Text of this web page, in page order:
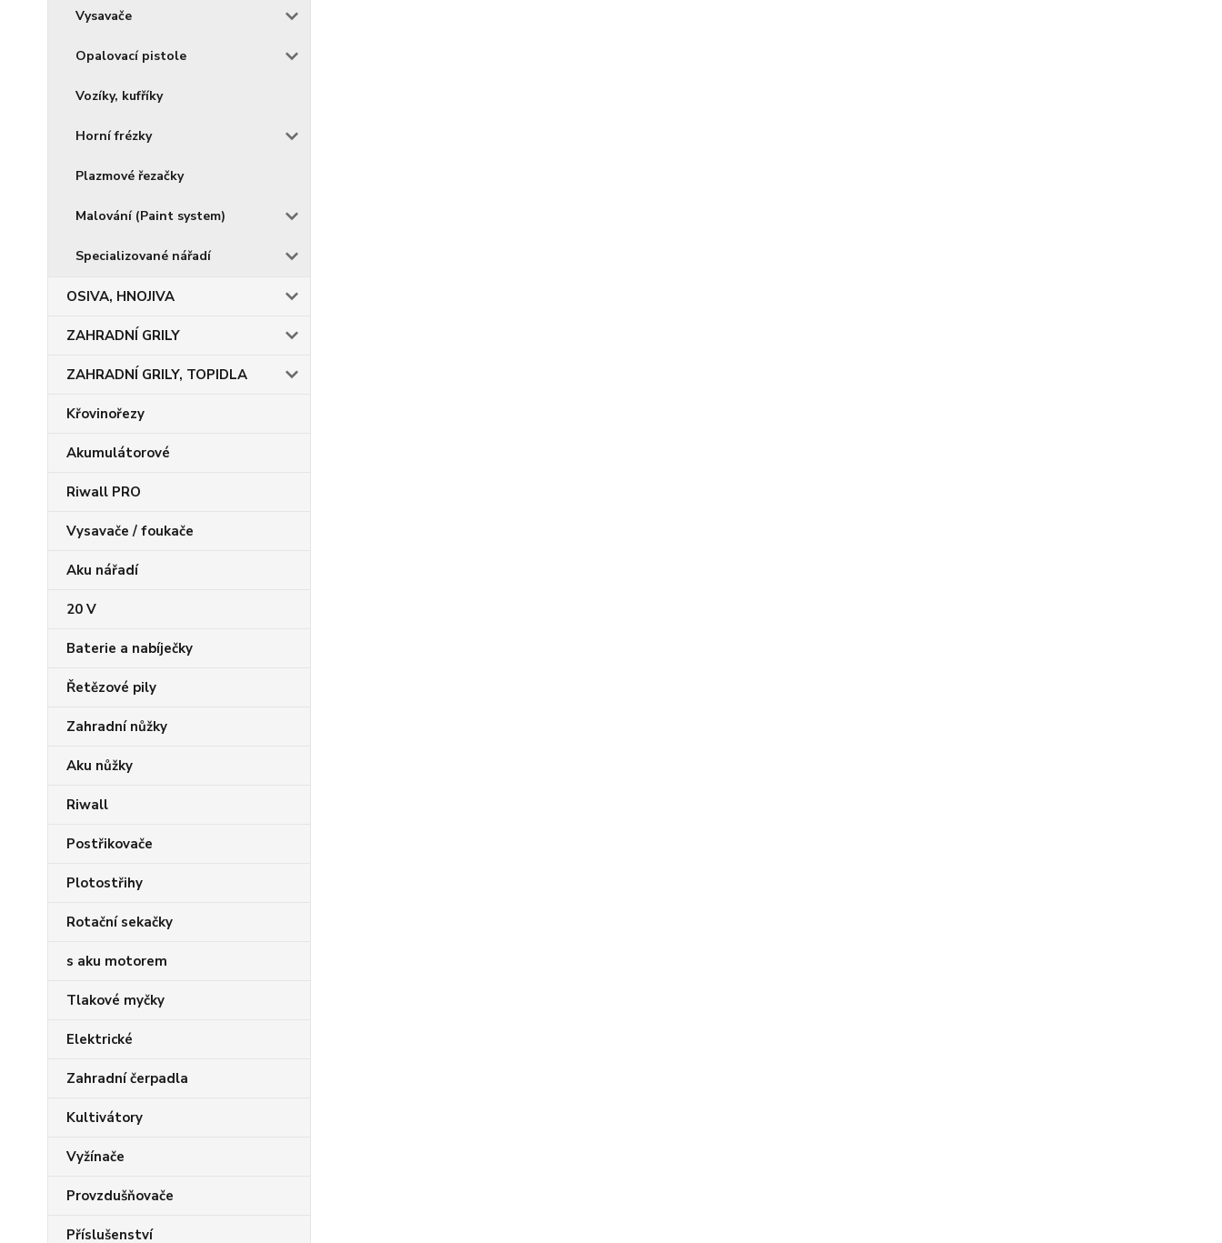
Vysavače
Opalovací pistole
Vozíky, kufříky
Horní frézky
Plazmové řezačky
Malování (Paint system)
Specializované nářadí
OSIVA, HNOJIVA
ZAHRADNÍ GRILY
ZAHRADNÍ GRILY, TOPIDLA
Křovinořezy
Akumulátorové
Riwall PRO
Vysavače / foukače
Aku nářadí
20 V
Baterie a nabíječky
Řetězové pily
Zahradní nůžky
Aku nůžky
Riwall
Postřikovače
Plotostřihy
Rotační sekačky
s aku motorem
Tlakové myčky
Elektrické
Zahradní čerpadla
Kultivátory
Vyžínače
Provzdušňovače
Příslušenství